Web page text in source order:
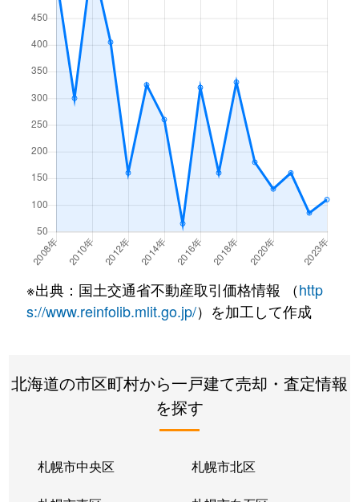
※出典：国土交通省不動産取引価格情報 （http
s://www.reinfolib.mlit.go.jp/）を加工して作成
北海道の市区町村から一戸建て売却・査定情報
を探す
札幌市中央区 札幌市北区